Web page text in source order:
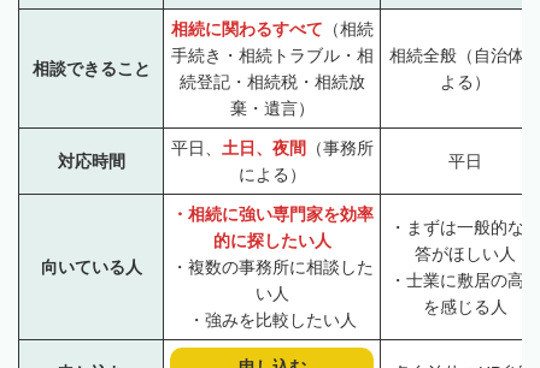
相談できること
相続に関わるすべて （相続
手続き・相続トラブル・相
続登記・相続税・相続放
棄・遺言）
相続全般（自治体に
よる）
対応時間
平日、 土日、夜間（事務所
による）
平日
向いている人
・相続に強い専門家を効率
的に探したい人
・複数の事務所に相談した
い人
・強みを比較したい人
・まずは一般的な回
答がほしい人
・士業に敷居の高さ
を感じる人